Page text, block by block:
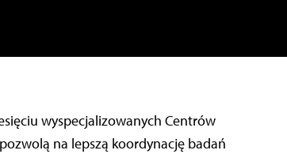
wyspecjalizowanych Centrów
na lepszą koordynację badań